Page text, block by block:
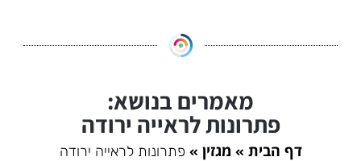
מאמרים בנושא:
פתרונות לראייה ירודה
דף הבית מגזין פתרונות לראייה ירודה